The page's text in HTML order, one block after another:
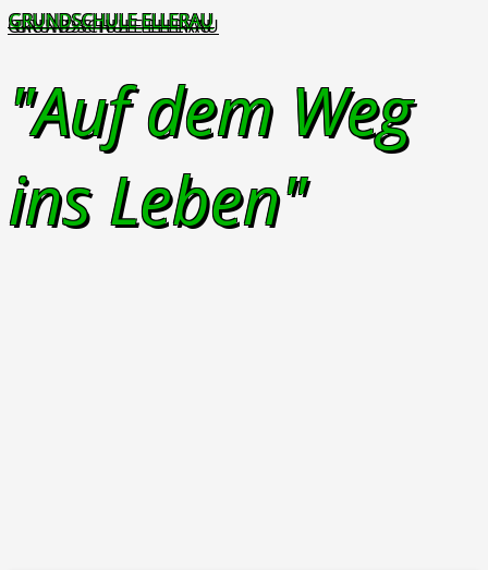
GRUNDSCHULE ELLERAU
"Auf dem Weg
ins Leben"